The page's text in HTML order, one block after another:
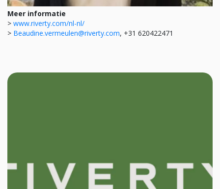
Meer informatie
> www.riverty.com/nl-nl/
> Beaudine.vermeulen@riverty.com, +31 620422471